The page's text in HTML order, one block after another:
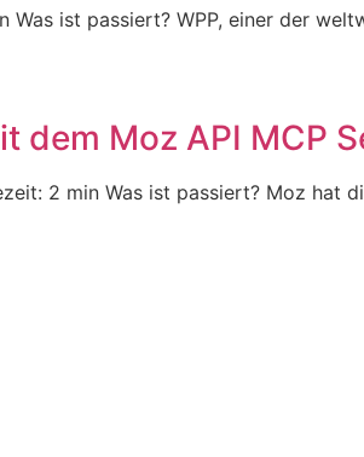
ist passiert? WPP, einer der
dem Moz API MCP
2 min Was ist passiert? Moz hat